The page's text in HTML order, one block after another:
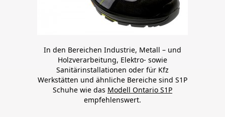
In den Bereichen Industrie, Metall – und
Holzverarbeitung, Elektro- sowie
Sanitärinstallationen oder für Kfz
Werkstätten und ähnliche Bereiche sind S1P
Schuhe wie das Modell Ontario S1P
empfehlenswert.